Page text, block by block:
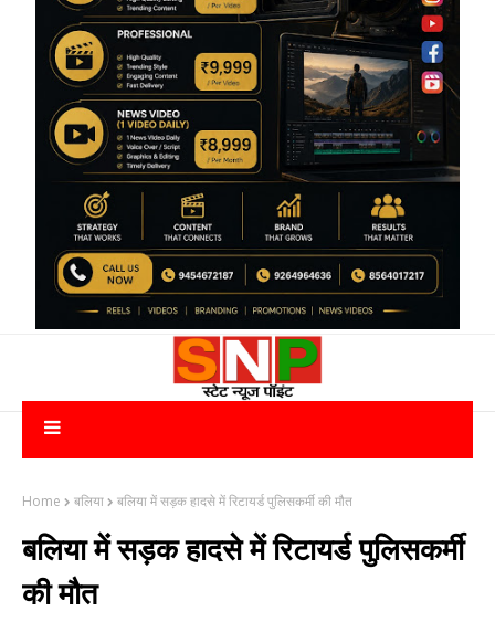
Home बलिया बलिया में सड़क हादसे में रिटायर्ड पुलिसकर्मी की मौत
बलिया में सड़क हादसे में रिटायर्ड पुलिसकर्मी
की मौत